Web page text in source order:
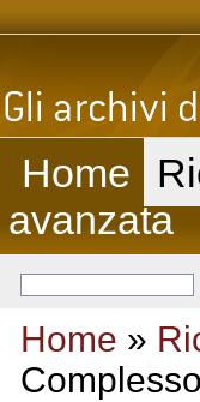
Home
avanzata
Home »